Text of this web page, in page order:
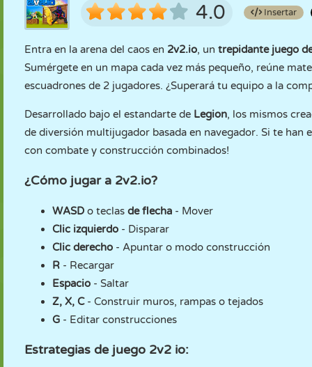
4.0 Insertar
Entra en la arena del caos en 2v2.io, un trepidante juego
Sumérgete en un mapa cada vez más pequeño, reúne
escuadrones de 2 jugadores. ¿Superará tu equipo a la
Desarrollado bajo el estandarte de Legion, los mismos
de diversión multijugador basada en navegador. Si te han
con combate y construcción combinados!
¿Cómo jugar a 2v2.io?
WASD o teclas de flecha - Mover
Clic izquierdo - Disparar
Clic derecho - Apuntar o modo construcción
R - Recargar
Espacio - Saltar
Z, X, C - Construir muros, rampas o tejados
G - Editar construcciones
Estrategias de juego 2v2 io: